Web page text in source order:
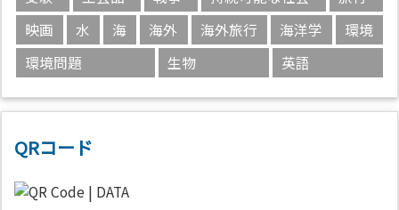
映画
水 海 海外 海外旅行 海洋学
環境
環境問題
生物 英語
QRコード